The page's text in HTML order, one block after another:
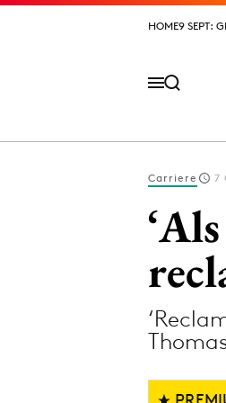
HOME9 SEPT:
HOME9 SEPT:
Carriere 7